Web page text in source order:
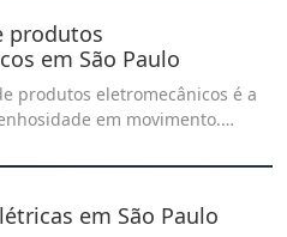
produtos
em São Paulo
produtos eletromecânicos é a
em movimento.
para impulsionar suas
em São Paulo